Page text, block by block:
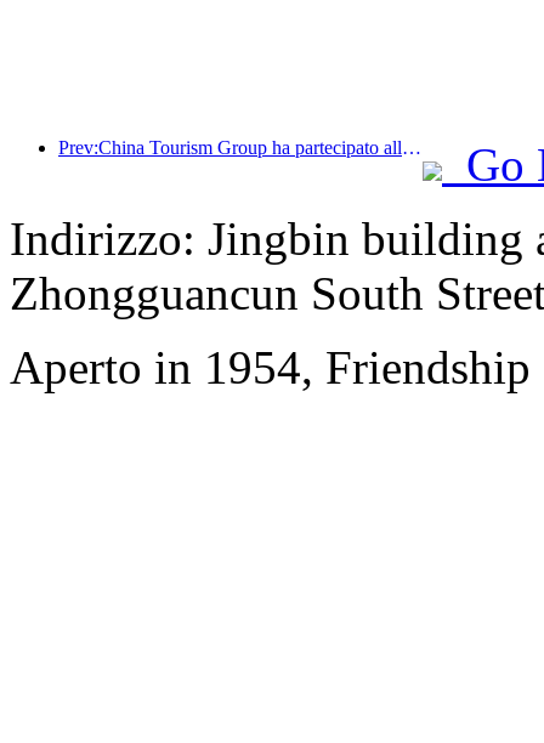
Prev:China Tourism Group ha partecipato alla China International Import Expo per otto anni consecutivi, firmando contratti per un valore di oltre 1 miliardo di dollari.
Go
Indirizzo: Jingbin building
Zhongguancun South
Aperto in 1954,